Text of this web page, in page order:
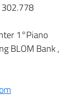
1°Piano
BLOM Bank ,